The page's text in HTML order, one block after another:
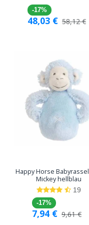
-17%
48,03 € 58,12€
Happy Horse
Mickey hellblau
19
-17%
7,94 € 9,61€